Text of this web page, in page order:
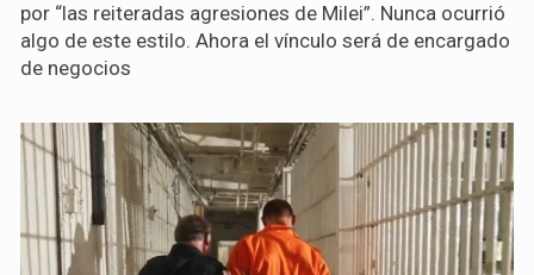
por “las reiteradas agresiones de Milei”. Nunca ocurrió
algo de este estilo. Ahora el vínculo será de encargado
de negocios